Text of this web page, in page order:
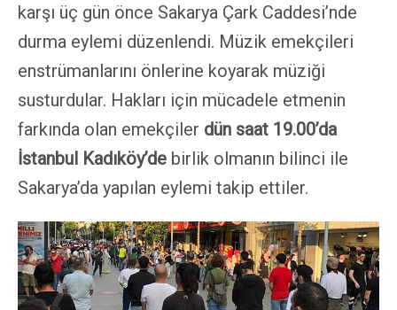
karşı üç gün önce Sakarya Çark Caddesi’nde
durma eylemi düzenlendi. Müzik emekçileri
enstrümanlarını önlerine koyarak müziği
susturdular. Hakları için mücadele etmenin
farkında olan emekçiler dün saat 19.00’da
İstanbul Kadıköy’de birlik olmanın bilinci ile
Sakarya’da yapılan eylemi takip ettiler.